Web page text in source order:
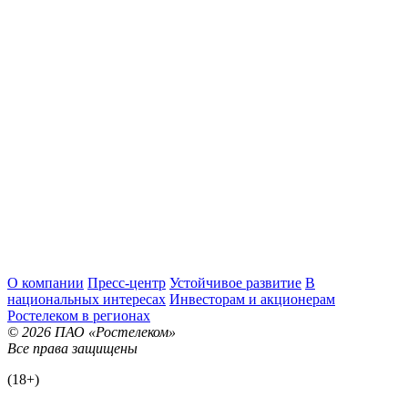
О компании Пресс-центр Устойчивое развитие В
национальных интересах Инвесторам и акционерам
Ростелеком в регионах
© 2026 ПАО «Ростелеком»
Все права защищены
(18+)